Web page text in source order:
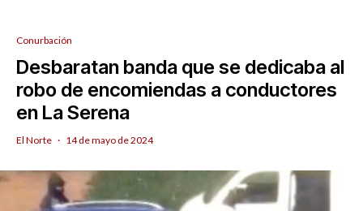
Conurbación
Desbaratan banda que se dedicaba al
robo de encomiendas a conductores
en La Serena
El Norte · 14 de mayo de 2024